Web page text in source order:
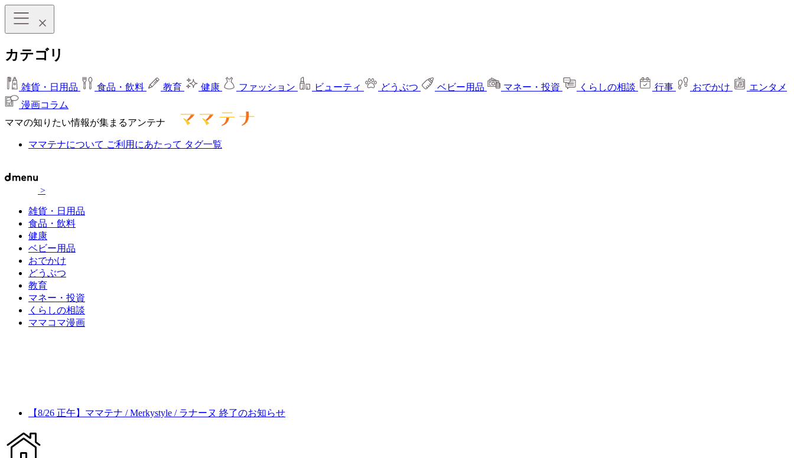
カテゴリ
雑貨・日用品 食品・飲料 教育 健康 ファッション ビューティ どうぶつ ベビー用品 マネー・投資 くらしの相談 行事 おでかけ
エンタメ
漫画コラム
ママの知りたい情報が集まるアンテナ
ママテナについて ご利用にあたって タグ一覧
>
雑貨・日用品
食品・飲料
健康
ベビー用品
おでかけ
どうぶつ
教育
マネー・投資
くらしの相談
ママコマ漫画
【8/26 正午】ママテナ / Merkystyle / ラナーヌ 終了のお知らせ